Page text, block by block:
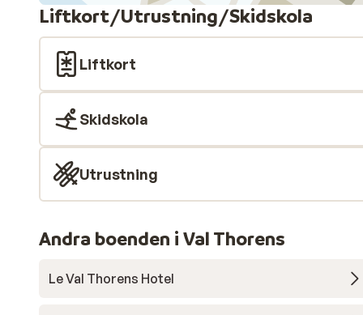
Liftkort/Utrustning/Skidskola
Liftkort
Skidskola
Utrustning
Andra boenden i Val Thorens
Le Val Thorens Hotel